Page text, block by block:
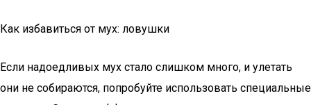
Как избавиться от мух: ловушки
Если надоедливых мух стало слишком много, и улетать
они не собираются, попробуйте использовать специальные